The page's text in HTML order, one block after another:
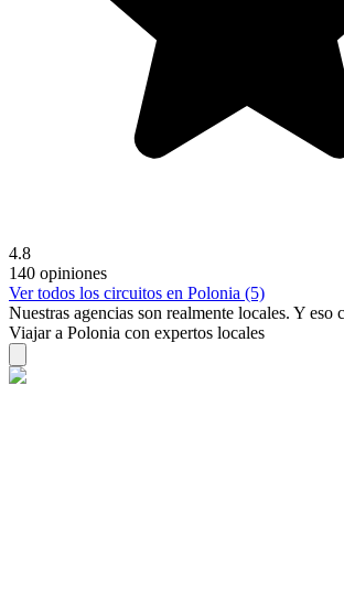
4.8
140 opiniones
Ver todos los circuitos en Polonia (5)
Nuestras agencias son realmente locales. Y eso
Viajar a Polonia con expertos locales